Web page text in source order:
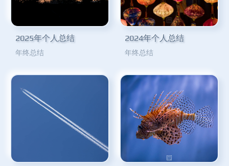
2025年个人总结
年终总结
2024年个人总结
年终总结